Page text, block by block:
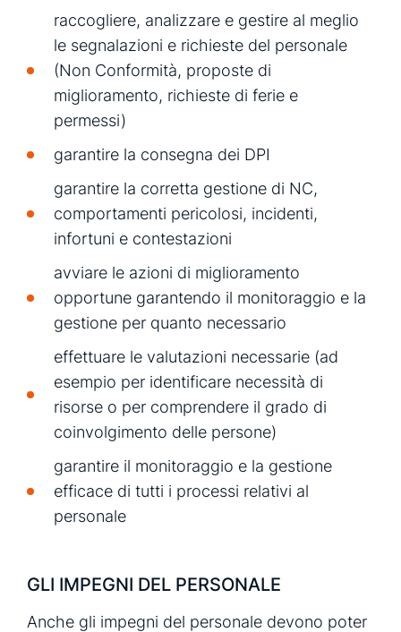
raccogliere, analizzare e gestire al meglio
le segnalazioni e richieste del personale
(Non Conformità, proposte di
miglioramento, richieste di ferie e
permessi)
garantire la consegna dei DPI
garantire la corretta gestione di NC,
comportamenti pericolosi, incidenti,
infortuni e contestazioni
avviare le azioni di miglioramento
opportune garantendo il monitoraggio e la
gestione per quanto necessario
effettuare le valutazioni necessarie (ad
esempio per identificare necessità di
risorse o per comprendere il grado di
coinvolgimento delle persone)
garantire il monitoraggio e la gestione
efficace di tutti i processi relativi al
personale
GLI IMPEGNI DEL PERSONALE
Anche gli impegni del personale devono poter